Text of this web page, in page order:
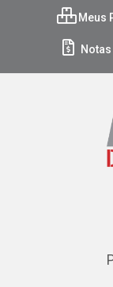
Meus